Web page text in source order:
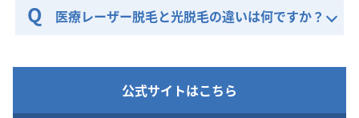
医療レーザー脱毛と光脱毛の違いは何ですか？
公式サイトはこちら